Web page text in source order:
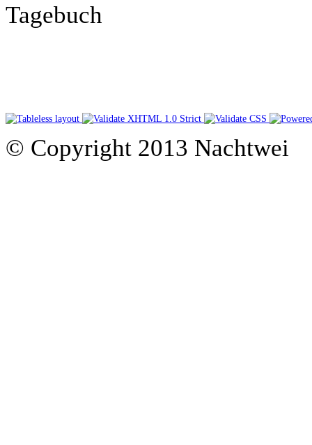
Tagebuch
© Copyright 2013 Nachtwei